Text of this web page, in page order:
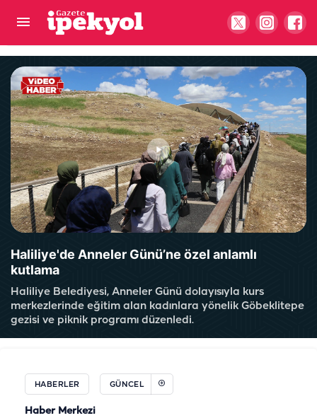
Haliliye'de Anneler Günü’ne özel anlamlı
kutlama
Haliliye Belediyesi, Anneler Günü dolayısıyla kurs
merkezlerinde eğitim alan kadınlara yönelik Göbeklitepe
gezisi ve piknik programı düzenledi.
HABERLER GÜNCEL
Haber Merkezi
Şanlıurfa’da kredi kartı olan herkesi ilgilendiriyor!
50 bin TL detayına dikkat